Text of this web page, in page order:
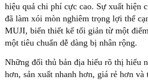
hiệu quả chi phí cực cao. Sự xuất hiện
đã làm xói mòn nghiêm trọng lợi thế
MUJI, biến thiết kế tối giản từ một
một tiêu chuẩn dễ dàng bị nhân rộng.
Những đối thủ bản địa hiểu rõ thị hiếu
hơn, sản xuất nhanh hơn, giá rẻ hơn